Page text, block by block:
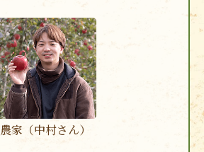
農家（中村さん）